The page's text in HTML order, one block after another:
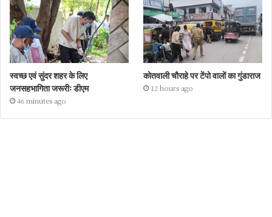
स्वच्छ एवं सुंदर शहर के लिए
जनसहभागिता जरूरीः डीएम
46 minutes ago
कोतवाली चौराहे पर टेंपो वालों का गुंडाराज
12 hours ago